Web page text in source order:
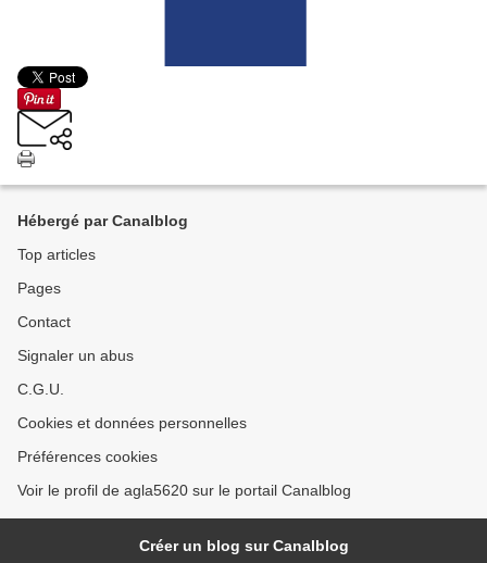
Hébergé par Canalblog
Top articles
Pages
Contact
Signaler un abus
C.G.U.
Cookies et données personnelles
Préférences cookies
Voir le profil de agla5620 sur le portail Canalblog
Créer un blog sur Canalblog